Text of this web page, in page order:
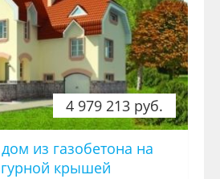
4 979 213 руб.
из газобетона на
крышей